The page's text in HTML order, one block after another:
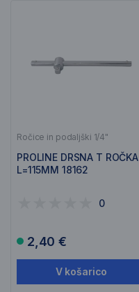
Ročice in podaljški 1/4"
PROLINE DRSNA T ROČKA
L=115MM 18162
0
2,40 €
V košarico